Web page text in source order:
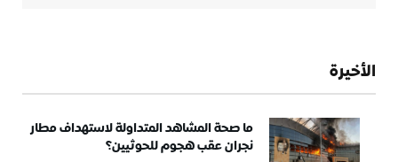
الأخيرة
ما صحة المشاهد المتداولة لاستهداف مطار
نجران عقب هجوم للحوثيين؟